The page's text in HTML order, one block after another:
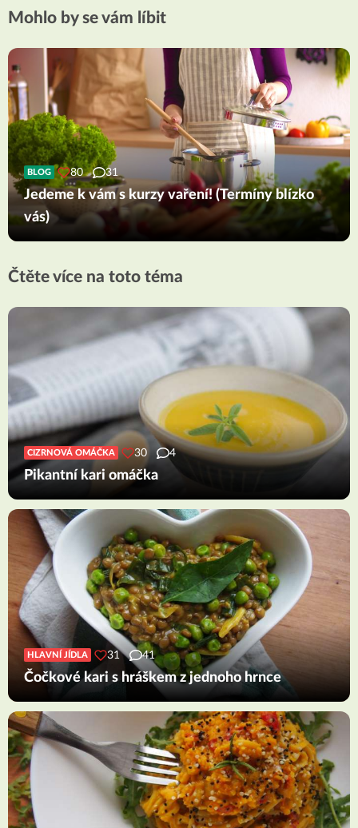
Mohlo by se vám líbit
BLOG 80 31
Jedeme k vám s kurzy vaření! (Termíny blízko
vás)
Čtěte více na toto téma
CIZRNOVÁ OMÁČKA 30 4
Pikantní kari omáčka
HLAVNÍ JÍDLA 31 41
Čočkové kari s hráškem z jednoho hrnce